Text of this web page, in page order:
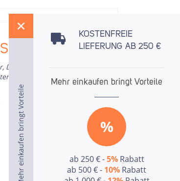
Mehr einkaufen bringt Vorteile
KOSTENFREIE
LIEFERUNG AB 250 €
Mehr einkaufen bringt Vorteile
%
ab 250 € -5%Rabatt
ab 500 € - 10% Rabatt